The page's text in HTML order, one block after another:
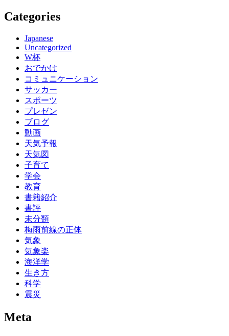
Categories
Japanese
Uncategorized
W杯
おでかけ
コミュニケーション
サッカー
スポーツ
プレゼン
ブログ
動画
天気予報
天気図
子育て
学会
教育
書籍紹介
書評
未分類
梅雨前線の正体
気象
気象楽
海洋学
生き方
科学
震災
Meta